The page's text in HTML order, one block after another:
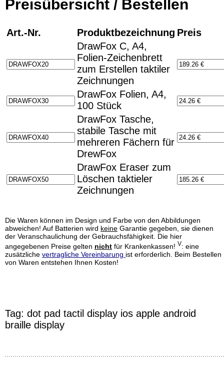
Preisübersicht / Bestellen
Art.-Nr. Produktbezeichnung Preis
DrawFox C, A4,
Folien-Zeichenbrett
zum Erstellen taktiler
Zeichnungen
DrawFox Folien, A4,
100 Stück
DrawFox Tasche,
stabile Tasche mit
mehreren Fächern für
DrewFox
DrawFox Eraser zum
Löschen taktieler
Zeichnungen
Die Waren können im Design und Farbe von den Abbildungen
abweichen! Auf Batterien wird keine Garantie gegeben, sie dienen
der Veranschaulichung der Gebrauchsfähigkeit. Die hier
angegebenen Preise gelten nicht für Krankenkassen! V: eine
zusätzliche vertragliche Vereinbarung ist erforderlich. Beim Bestellen
von Waren entstehen Ihnen Kosten!
Tag: dot pad tactil display ios apple android
braille display